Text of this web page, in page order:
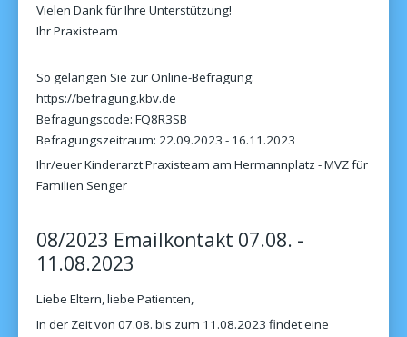
Vielen Dank für Ihre Unterstützung!
Ihr Praxisteam
So gelangen Sie zur Online-Befragung:
https://befragung.kbv.de
Befragungscode: FQ8R3SB
Befragungszeitraum: 22.09.2023 - 16.11.2023
Ihr/euer Kinderarzt Praxisteam am Hermannplatz - MVZ für
Familien Senger
08/2023 Emailkontakt 07.08. -
11.08.2023
Liebe Eltern, liebe Patienten,
In der Zeit von 07.08. bis zum 11.08.2023 findet eine